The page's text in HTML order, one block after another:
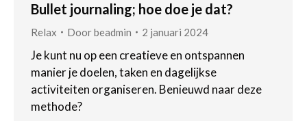
Bullet journaling; hoe doe je dat?
Relax Doorbeadmin 2 januari 2024
Je kunt nu op een creatieve en ontspannen
manier je doelen, taken en dagelijkse
activiteiten organiseren. Benieuwd naar deze
methode?